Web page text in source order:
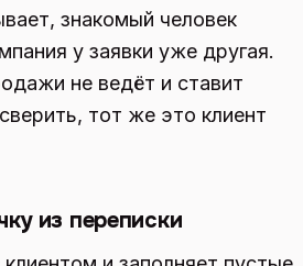
знакомый человек
у заявки уже другая.
не ведёт и ставит
тот же это клиент
из переписки